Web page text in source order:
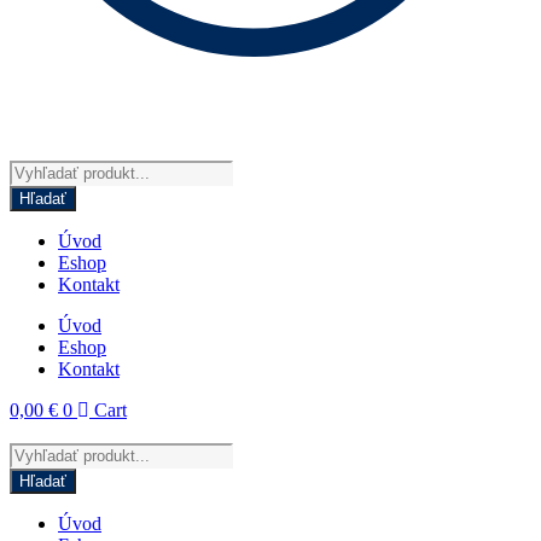
Products
search
Hľadať
Úvod
Eshop
Kontakt
Úvod
Eshop
Kontakt
0,00 € 0 Cart
Products
search
Hľadať
Úvod